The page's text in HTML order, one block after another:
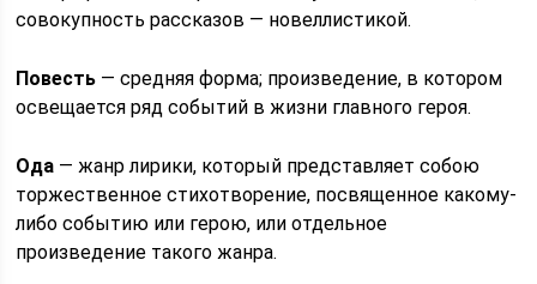
совокупность рассказов — новеллистикой.
Повесть — средняя форма; произведение, в котором
освещается ряд событий в жизни главного героя.
Ода — жанр лирики, который представляет собою
торжественное стихотворение, посвященное какому-
либо событию или герою, или отдельное
произведение такого жанра.